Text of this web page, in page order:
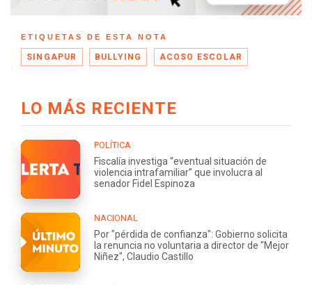
ETIQUETAS DE ESTA NOTA
SINGAPUR BULLYING ACOSO ESCOLAR
LO MÁS RECIENTE
POLÍTICA
Fiscalía investiga “eventual situación de
violencia intrafamiliar” que involucra al
senador Fidel Espinoza
NACIONAL
Por "pérdida de confianza": Gobierno solicita
la renuncia no voluntaria a director de "Mejor
Niñez", Claudio Castillo